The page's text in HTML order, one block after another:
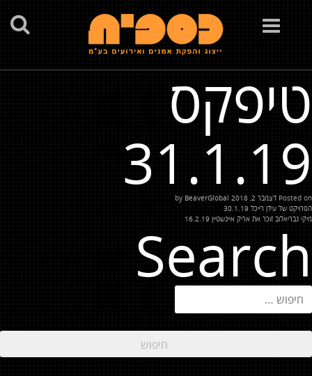
Toggle
navigation
טיפקס
31.1.19
Posted on דצמבר 2, 2018 BeaverGlobal
ניווט
הפרויקט של עידן רייכל 30.1.19
מיקי גבריאלוב זוכר את אריק איינשטיין 16.2.19
Search
חיפוש: